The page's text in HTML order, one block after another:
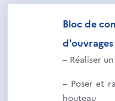
Bloc de
d'ouvrages
– Réaliser
– Poser et
houteau